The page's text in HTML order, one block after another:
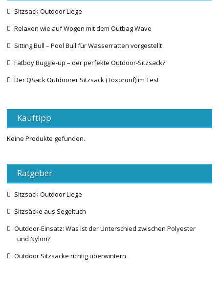
Sitzsack Outdoor Liege
Relaxen wie auf Wogen mit dem Outbag Wave
Sitting Bull – Pool Bull für Wasserratten vorgestellt
Fatboy Buggle-up – der perfekte Outdoor-Sitzsack?
Der QSack Outdoorer Sitzsack (Toxproof) im Test
Kauftipp
Keine Produkte gefunden.
Ratgeber
Sitzsack Outdoor Liege
Sitzsäcke aus Segeltuch
Outdoor-Einsatz: Was ist der Unterschied zwischen Polyester
und Nylon?
Outdoor Sitzsäcke richtig überwintern